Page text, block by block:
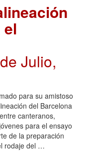
Julio,
para su amistoso
del Barcelona
canteranos,
para el ensayo
de la preparación
rodaje del …